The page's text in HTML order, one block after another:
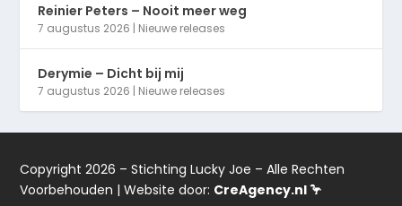
Reinier Peters – Nooit meer weg
7 augustus 2026 | Nieuwe releases
Derymie – Dicht bij mij
7 augustus 2026 | Nieuwe releases
Copyright 2026 – Stichting Lucky Joe – Alle Rechten
Voorbehouden | Website door: CreAgency.nl 🦩